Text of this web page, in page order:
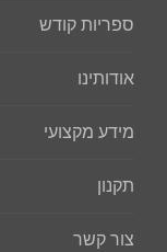
ספריות קודש
אודותינו
מידע מקצועי
תקנון
צור קשר